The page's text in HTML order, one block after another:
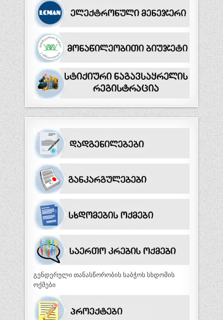
გენდერული თანასწორობის საბჭოს სხდომის
ოქმები